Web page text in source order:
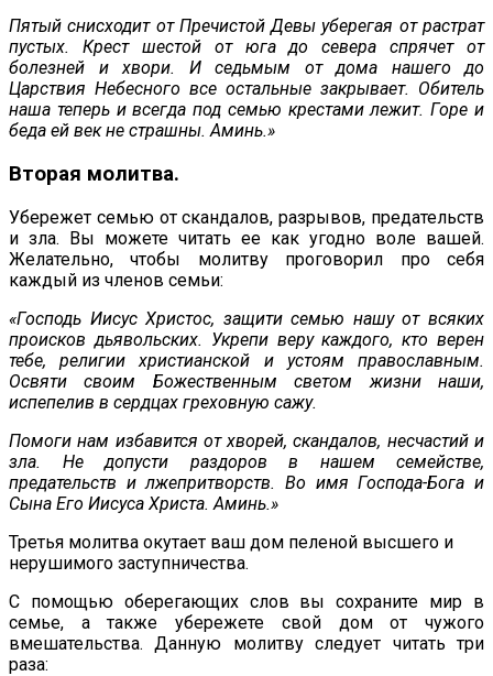
Пятый снисходит от Пречистой Девы уберегая от растрат
пустых. Крест шестой от юга до севера спрячет от
болезней и хвори. И седьмым от дома нашего до
Царствия Небесного все остальные закрывает. Обитель
наша теперь и всегда под семью крестами лежит. Горе и
беда ей век не страшны. Аминь.»
Вторая молитва.
Убережет семью от скандалов, разрывов, предательств
и зла. Вы можете читать ее как угодно воле вашей.
Желательно, чтобы молитву проговорил про себя
каждый из членов семьи:
«Господь Иисус Христос, защити семью нашу от всяких
происков дьявольских. Укрепи веру каждого, кто верен
тебе, религии христианской и устоям православным.
Освяти своим Божественным светом жизни наши,
испепелив в сердцах греховную сажу.
Помоги нам избавится от хворей, скандалов, несчастий и
зла. Не допусти раздоров в нашем семействе,
предательств и лжепритворств. Во имя Господа-Бога и
Сына Его Иисуса Христа. Аминь.»
Третья молитва окутает ваш дом пеленой высшего и
нерушимого заступничества.
С помощью оберегающих слов вы сохраните мир в
семье, а также убережете свой дом от чужого
вмешательства. Данную молитву следует читать три
раза: